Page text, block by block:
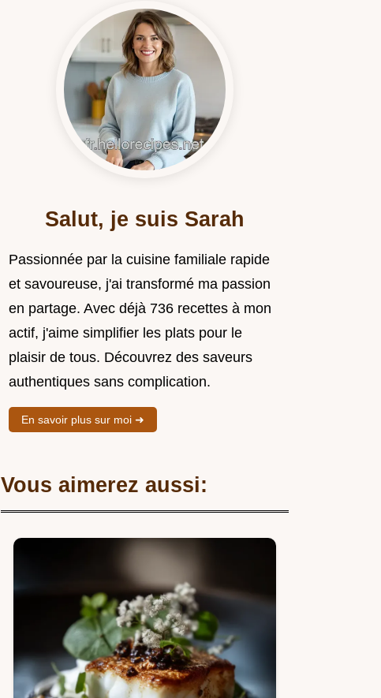
Salut, je suis Sarah
Passionnée par la cuisine familiale rapide
et savoureuse, j'ai transformé ma passion
en partage. Avec déjà 736 recettes à mon
actif, j'aime simplifier les plats pour le
plaisir de tous. Découvrez des saveurs
authentiques sans complication.
En savoir plus sur moi ➜
Vous aimerez aussi: